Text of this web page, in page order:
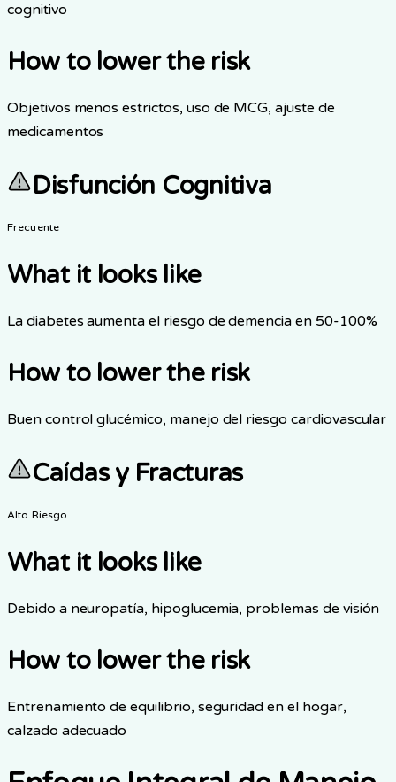
cognitivo
How to lower the risk
Objetivos menos estrictos, uso de MCG, ajuste de
medicamentos
Disfunción Cognitiva
Frecuente
What it looks like
La diabetes aumenta el riesgo de demencia en 50-100%
How to lower the risk
Buen control glucémico, manejo del riesgo cardiovascular
Caídas y Fracturas
Alto Riesgo
What it looks like
Debido a neuropatía, hipoglucemia, problemas de visión
How to lower the risk
Entrenamiento de equilibrio, seguridad en el hogar,
calzado adecuado